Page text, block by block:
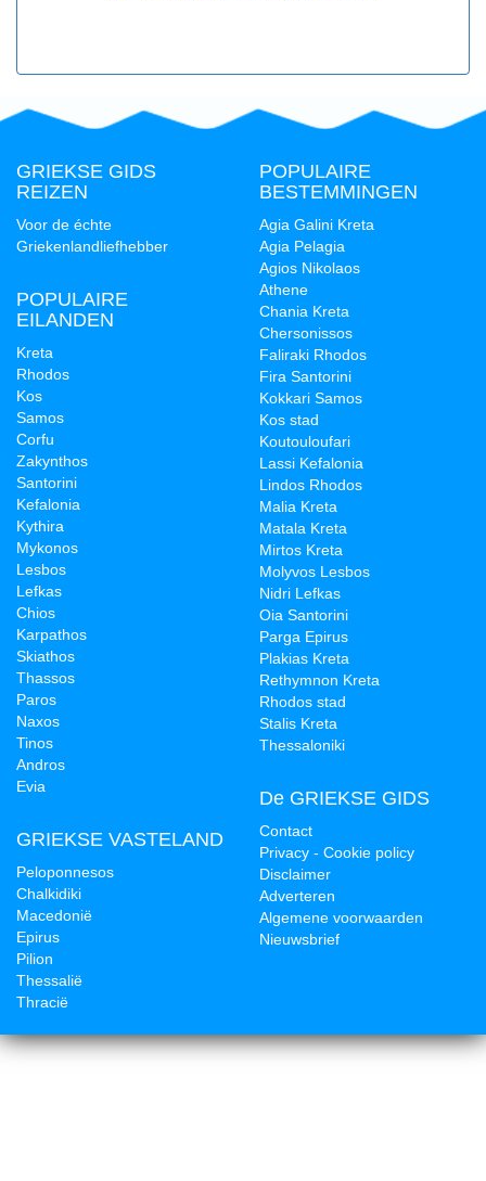
GRIEKSE GIDS
REIZEN
Voor de échte
Griekenlandliefhebber
POPULAIRE
EILANDEN
Kreta
Rhodos
Kos
Samos
Corfu
Zakynthos
Santorini
Kefalonia
Kythira
Mykonos
Lesbos
Lefkas
Chios
Karpathos
Skiathos
Thassos
Paros
Naxos
Tinos
Andros
Evia
GRIEKSE VASTELAND
Peloponnesos
Chalkidiki
Macedonië
Epirus
Pilion
Thessalië
Thracië
POPULAIRE
BESTEMMINGEN
Agia Galini Kreta
Agia Pelagia
Agios Nikolaos
Athene
Chania Kreta
Chersonissos
Faliraki Rhodos
Fira Santorini
Kokkari Samos
Kos stad
Koutouloufari
Lassi Kefalonia
Lindos Rhodos
Malia Kreta
Matala Kreta
Mirtos Kreta
Molyvos Lesbos
Nidri Lefkas
Oia Santorini
Parga Epirus
Plakias Kreta
Rethymnon Kreta
Rhodos stad
Stalis Kreta
Thessaloniki
De GRIEKSE GIDS
Contact
Privacy - Cookie policy
Disclaimer
Adverteren
Algemene voorwaarden
Nieuwsbrief